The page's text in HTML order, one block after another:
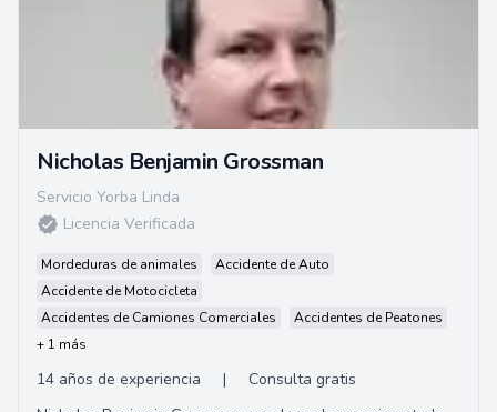
Nicholas Benjamin Grossman
Servicio Yorba Linda
Licencia Verificada
Mordeduras de animales
Accidente de Auto
Accidente de Motocicleta
Accidentes de Camiones Comerciales
Accidentes de Peatones
+ 1 más
14 años de experiencia |
Consulta gratis